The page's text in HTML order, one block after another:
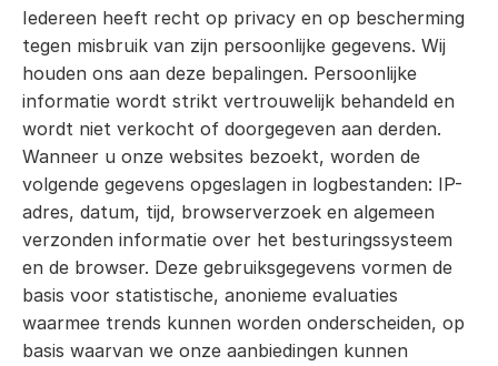
Iedereen heeft recht op privacy en op bescherming
tegen misbruik van zijn persoonlijke gegevens. Wij
houden ons aan deze bepalingen. Persoonlijke
informatie wordt strikt vertrouwelijk behandeld en
wordt niet verkocht of doorgegeven aan derden.
Wanneer u onze websites bezoekt, worden de
volgende gegevens opgeslagen in logbestanden: IP-
adres, datum, tijd, browserverzoek en algemeen
verzonden informatie over het besturingssysteem
en de browser. Deze gebruiksgegevens vormen de
basis voor statistische, anonieme evaluaties
waarmee trends kunnen worden onderscheiden, op
basis waarvan we onze aanbiedingen kunnen